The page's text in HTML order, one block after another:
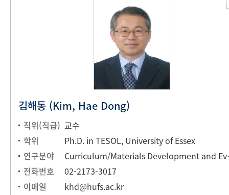
김해동 (Kim, Hae Dong)
직위(직급) 교수
학위
Ph.D. in TESOL, University of Essex
연구분야
전화번호
02-2173-3017
이메일
khd@hufs.ac.kr